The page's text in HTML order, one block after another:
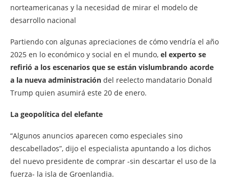
norteamericanas y la necesidad de mirar el modelo de
desarrollo nacional
Partiendo con algunas apreciaciones de cómo vendría el año
2025 en lo económico y social en el mundo, el experto se
refirió a los escenarios que se están vislumbrando acorde
a la nueva administración del reelecto mandatario Donald
Trump quien asumirá este 20 de enero.
La geopolítica del elefante
“Algunos anuncios aparecen como especiales sino
descabellados”, dijo el especialista apuntando a los dichos
del nuevo presidente de comprar -sin descartar el uso de la
fuerza- la isla de Groenlandia.